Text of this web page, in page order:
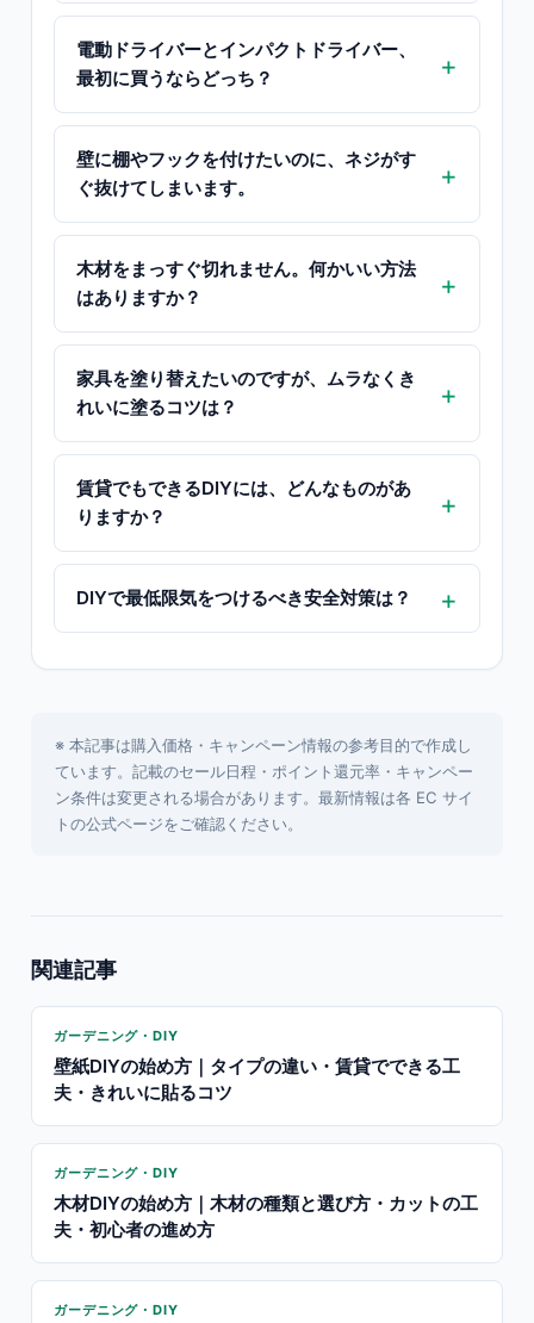
電動ドライバーとインパクトドライバー、
最初に買うならどっち？
壁に棚やフックを付けたいのに、ネジがす
ぐ抜けてしまいます。
木材をまっすぐ切れません。何かいい方法
はありますか？
家具を塗り替えたいのですが、ムラなくき
れいに塗るコツは？
賃貸でもできるDIYには、どんなものがあ
りますか？
DIYで最低限気をつけるべき安全対策は？
※ 本記事は購入価格・キャンペーン情報の参考目的で作成し
ています。記載のセール日程・ポイント還元率・キャンペー
ン条件は変更される場合があります。最新情報は各 EC サイ
トの公式ページをご確認ください。
関連記事
ガーデニング・DIY
壁紙DIYの始め方｜タイプの違い・賃貸でできる工
夫・きれいに貼るコツ
ガーデニング・DIY
木材DIYの始め方｜木材の種類と選び方・カットの工
夫・初心者の進め方
ガーデニング・DIY